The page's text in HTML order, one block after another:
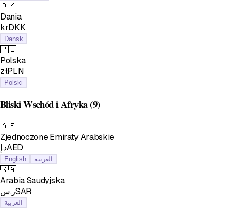
🇩🇰
Dania
krDKK
Dansk
🇵🇱
Polska
złPLN
Polski
Bliski Wschód i Afryka(9)
🇦🇪
Zjednoczone Emiraty Arabskie
د.إAED
English العربية
🇸🇦
Arabia Saudyjska
ر.سSAR
العربية